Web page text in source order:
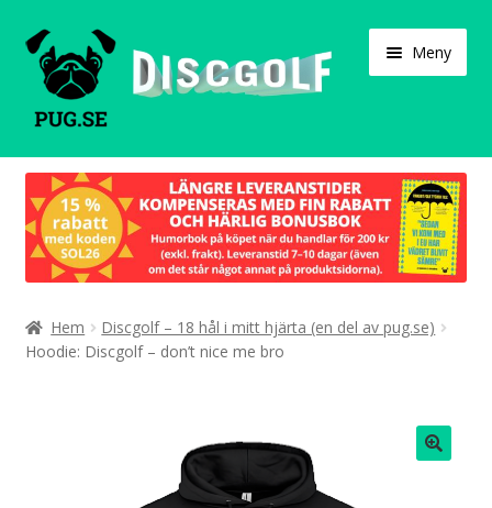
Hoppa
till
navigering
Hoppa
till
innehåll
Meny
Varukorg
Våra produkter
Designa själv!
Böcker
Hem
Discgolf – 18 hål i mitt hjärta (en del av pug.se)
Hoodie: Discgolf – don’t nice me bro